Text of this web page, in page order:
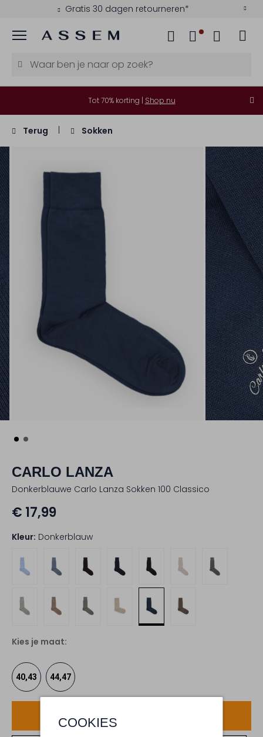
Gratis 30 dagen retourneren*
Menu
COOKIES
Tot 70% korting | Shop nu
Terug Sokken
CARLO LANZA
Donkerblauwe Carlo Lanza Sokken 100 Classico
€ 17,99
Kleur: Donkerblauw
Kies je maat:
40,43 44,47